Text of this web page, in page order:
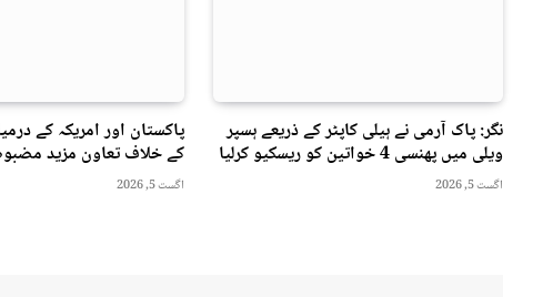
نگر: پاک آرمی نے ہیلی کاپٹر کے ذریعے ہسپر
ویلی میں پھنسی 4 خواتین کو ریسکیو کرلیا
اگست 5, 2026
پاکستان اور امریکہ کے
کے خلاف تعاون مزید
اگست 5, 2026